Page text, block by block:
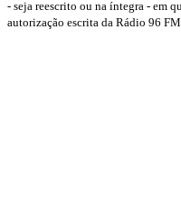
- seja reescrito ou na íntegra - em
autorização escrita da Rádio 96 FM.